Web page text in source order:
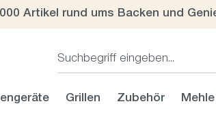
Artikel rund ums Backen und
Grillen Zubehör